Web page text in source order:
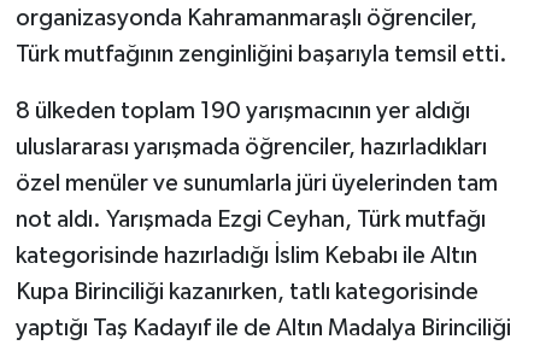
organizasyonda Kahramanmaraşlı öğrenciler,
Türk mutfağının zenginliğini başarıyla temsil etti.
8 ülkeden toplam 190 yarışmacının yer aldığı
uluslararası yarışmada öğrenciler, hazırladıkları
özel menüler ve sunumlarla jüri üyelerinden tam
not aldı. Yarışmada Ezgi Ceyhan, Türk mutfağı
kategorisinde hazırladığı İslim Kebabı ile Altın
Kupa Birinciliği kazanırken, tatlı kategorisinde
yaptığı Taş Kadayıf ile de Altın Madalya Birinciliği